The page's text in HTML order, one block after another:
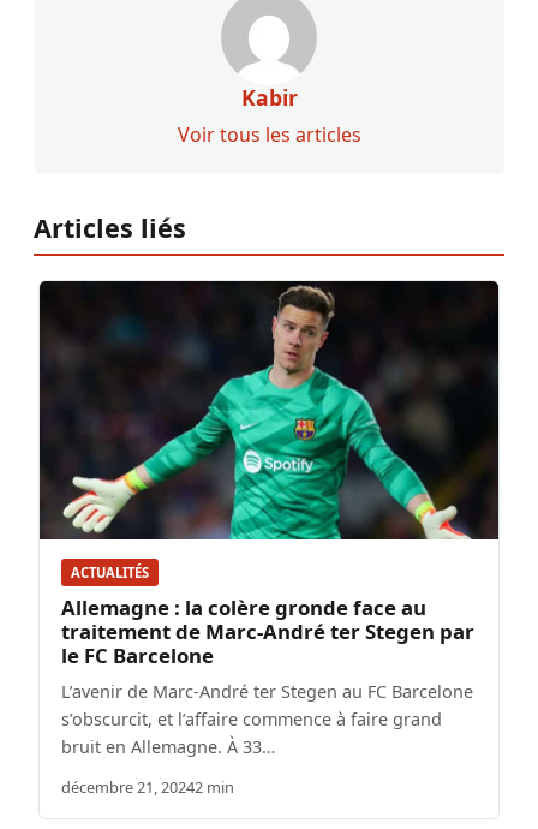
Kabir
Voir tous les articles
Articles liés
ACTUALITÉS
Allemagne : la colère gronde face au
traitement de Marc-André ter Stegen par
le FC Barcelone
L’avenir de Marc-André ter Stegen au FC Barcelone
s’obscurcit, et l’affaire commence à faire grand
bruit en Allemagne. À 33…
décembre 21, 20242 min